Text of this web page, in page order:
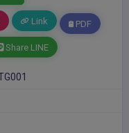
Link PDF
Share LINE